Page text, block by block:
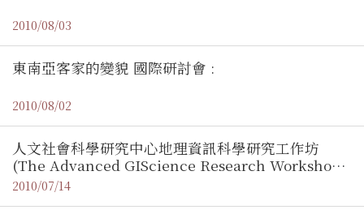
2010/08/03
東南亞客家的變貌 國際研討會 :
2010/08/02
人文社會科學研究中心地理資訊科學研究工作坊
(The Advanced GIScience Research Workshop)
:2010/07/14